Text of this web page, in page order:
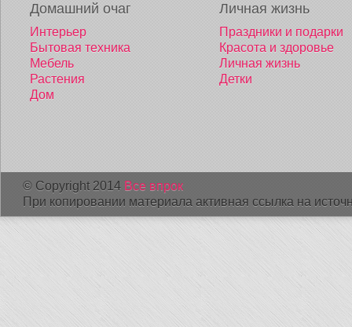
Домашний очаг
Интерьер
Бытовая техника
Мебель
Растения
Дом
Личная жизнь
Праздники и подарки
Красота и здоровье
Личная жизнь
Детки
© Copyright 2014 Все впрок
При копировании материала активная ссылка на